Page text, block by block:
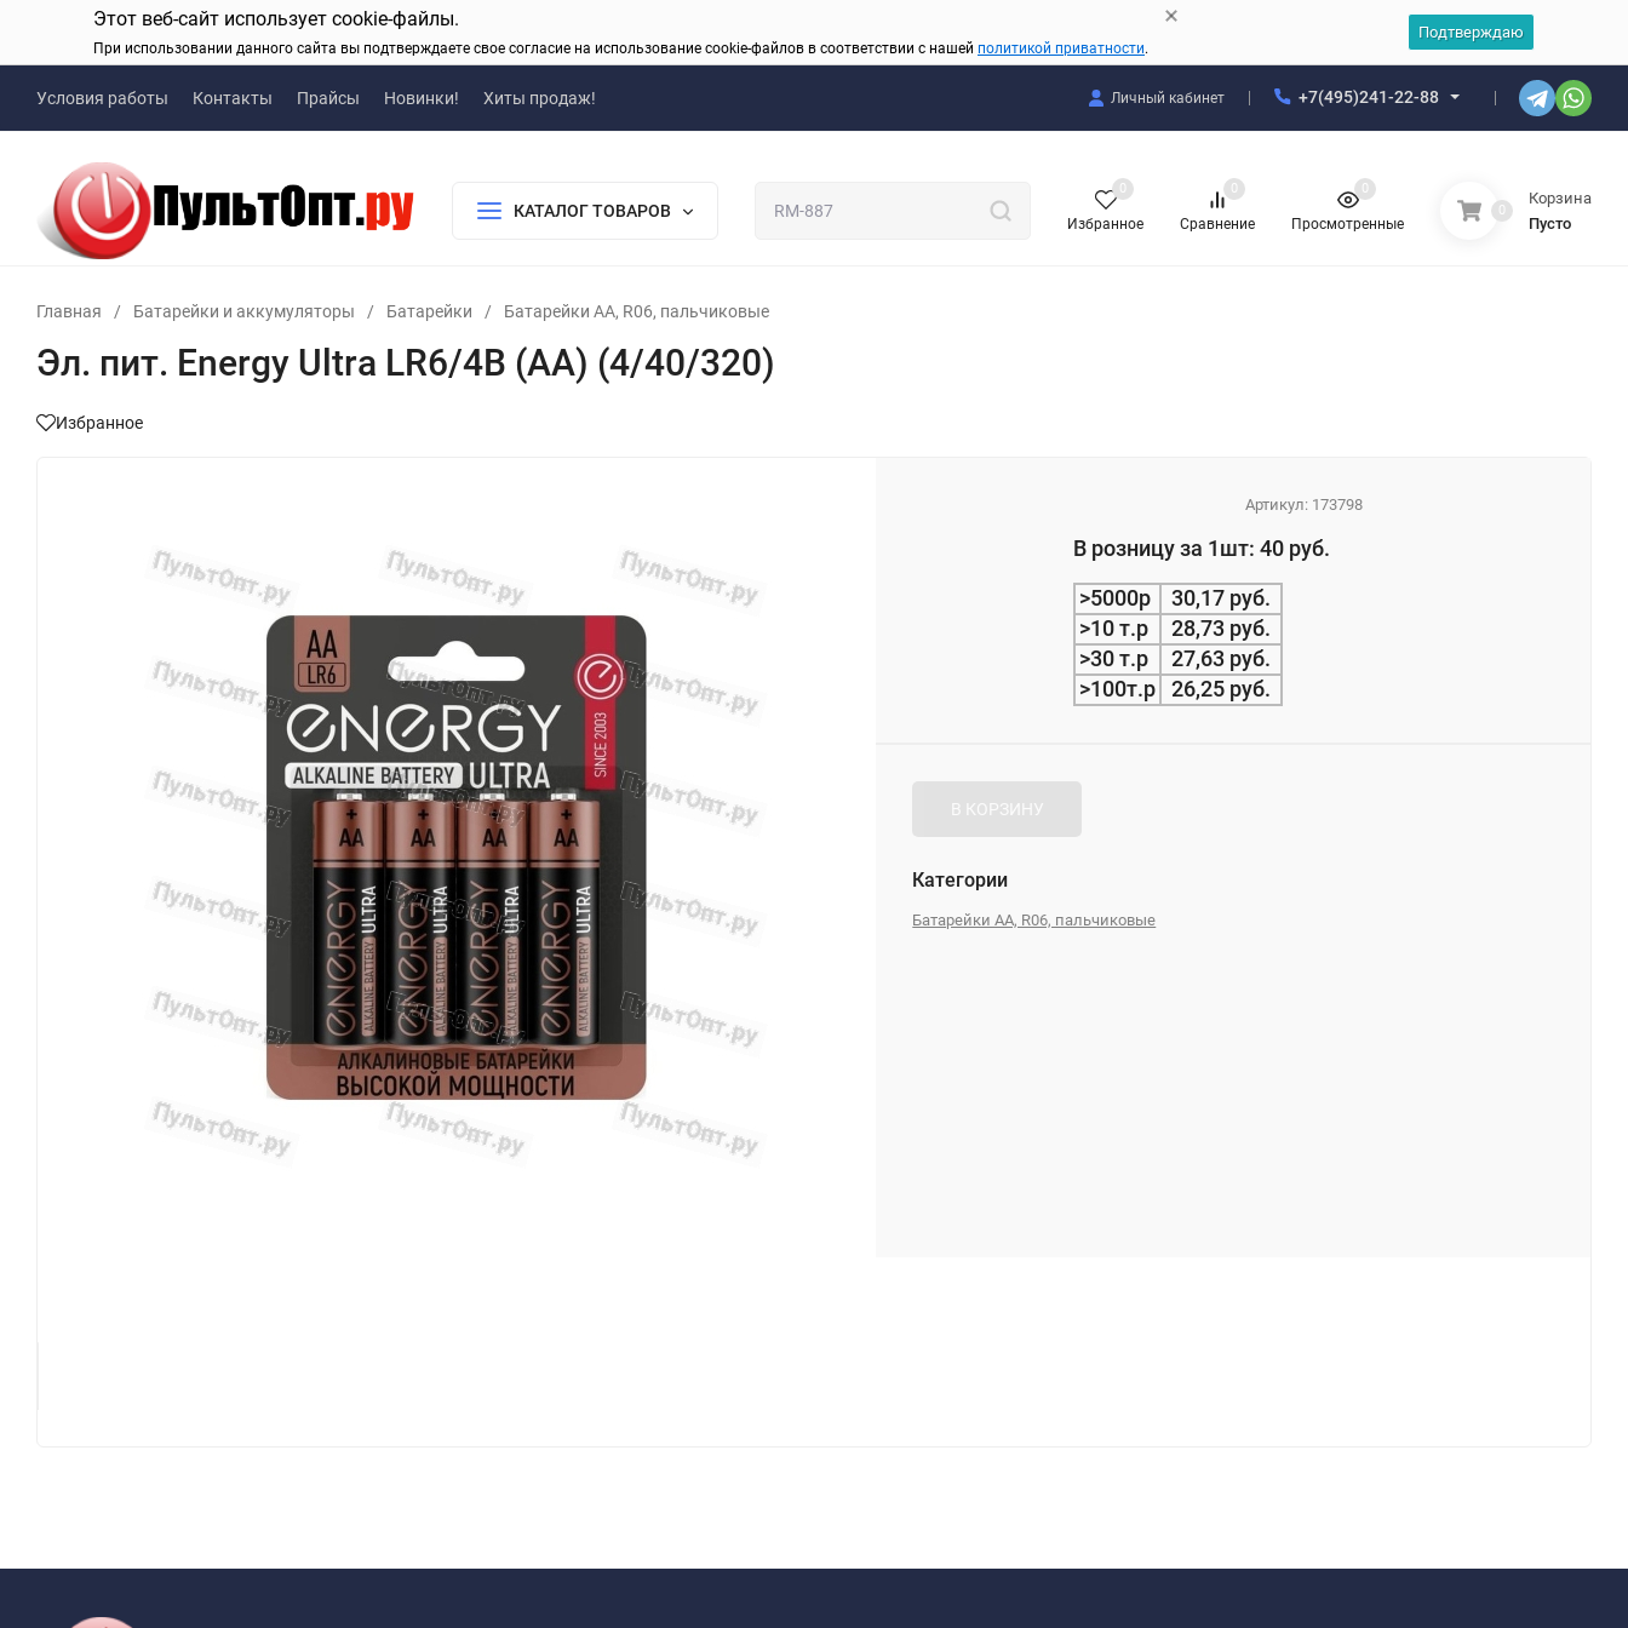
Этот веб-сайт использует cookie-файлы.
При использовании данного сайта вы подтверждаете свое согласие на использование cookie-файлов в соответствии с нашей политикой приватности.
Подтверждаю
Условия работы Контакты Прайсы Новинки! Хиты продаж! Личный кабинет +7(495)241-22-88
КАТАЛОГ ТОВАРОВ
Избранное
0
Сравнение
0
Просмотренные
0
0
Корзина
Пусто
Главная / Батарейки и аккумуляторы / Батарейки / Батарейки AA, R06, пальчиковые
Эл. пит. Energy Ultra LR6/4B (АА) (4/40/320)
Избранное
Артикул: 173798
В розницу за 1шт: 40 руб.
>5000р
30,17 руб.
>10 т.р
28,73 руб.
>30 т.р
27,63 руб.
>100т.р
26,25 руб.
В КОРЗИНУ
Категории
Батарейки AA, R06, пальчиковые